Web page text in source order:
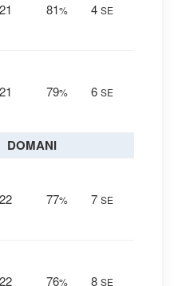
81% 4 SE
79% 6 SE
DOMANI
77% 7 SE
76% 8 SE